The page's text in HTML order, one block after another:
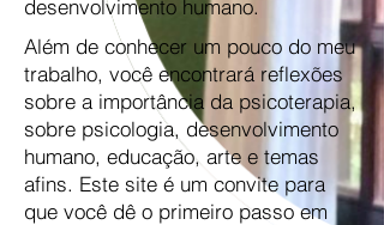
desenvolvimento humano.
​​Além de conhecer um pouco do meu
trabalho, você encontrará reflexões
sobre a importância da psicoterapia,
sobre psicologia, desenvolvimento
humano, educação, arte e temas
afins. Este site é um convite para
que você dê o primeiro passo em